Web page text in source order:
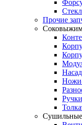
Прочие